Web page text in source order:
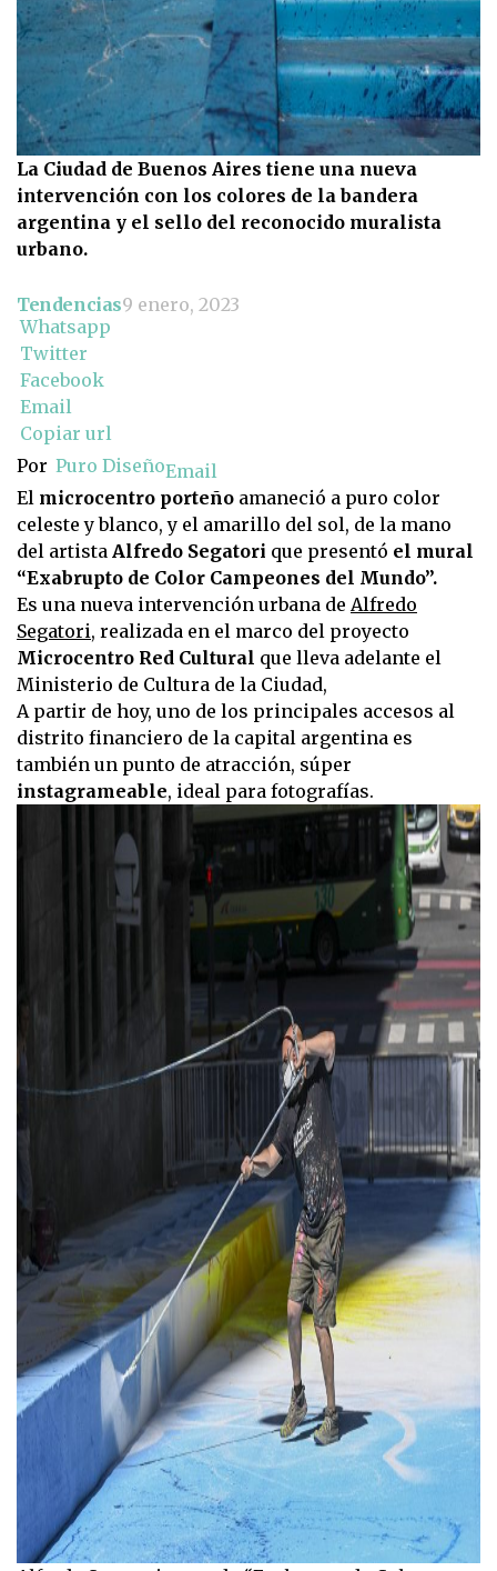
La Ciudad de Buenos Aires tiene una nueva
intervención con los colores de la bandera
argentina y el sello del reconocido muralista
urbano.
Tendencias9 enero, 2023
Whatsapp
Twitter
Facebook
Email
Copiar url
Por Puro DiseñoEmail
El microcentro porteño amaneció a puro color
celeste y blanco, y el amarillo del sol, de la mano
del artista Alfredo Segatori que presentó el mural
“Exabrupto de Color Campeones del Mundo”.
Es una nueva intervención urbana de Alfredo
Segatori, realizada en el marco del proyecto
Microcentro Red Cultural que lleva adelante el
Ministerio de Cultura de la Ciudad,
A partir de hoy, uno de los principales accesos al
distrito financiero de la capital argentina es
también un punto de atracción, súper
instagrameable, ideal para fotografías.